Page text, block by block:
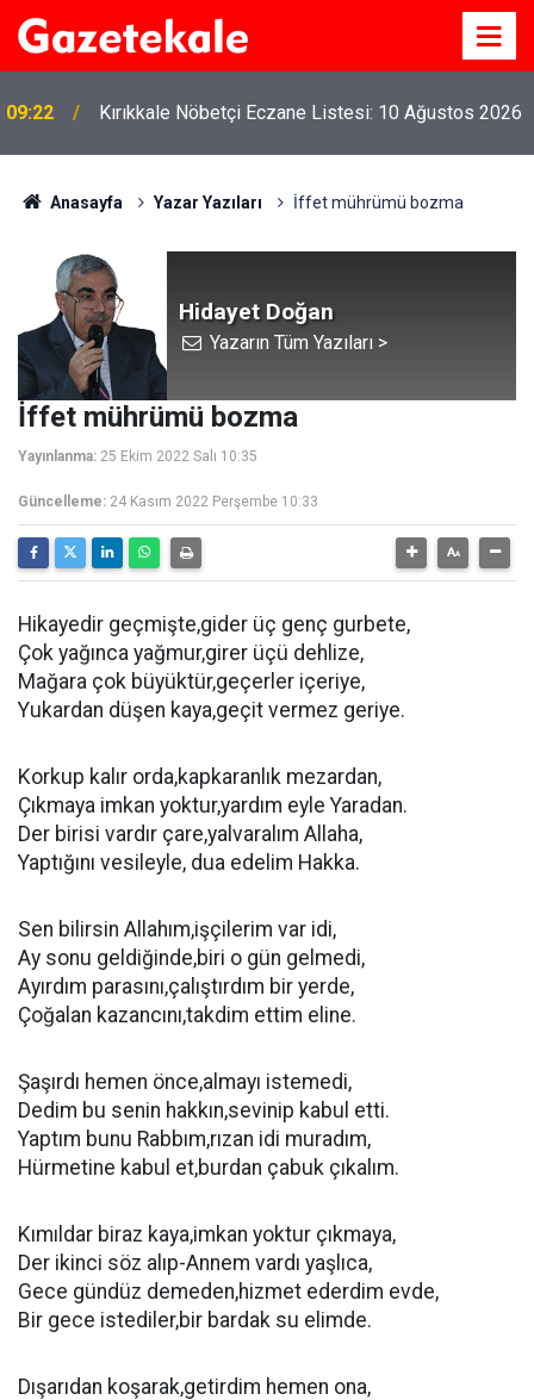
09:22 Kırıkkale Nöbetçi Eczane Listesi: 10 Ağustos 2026
Anasayfa Yazar Yazıları İffet mührümü bozma
Hidayet Doğan
Yazarın Tüm Yazıları >
İffet mührümü bozma
Yayınlanma: 25 Ekim 2022 Salı 10:35
Güncelleme: 24 Kasım 2022 Perşembe 10:33
Hikayedir geçmişte,gider üç genç gurbete,
Çok yağınca yağmur,girer üçü dehlize,
Mağara çok büyüktür,geçerler içeriye,
Yukardan düşen kaya,geçit vermez geriye.
Korkup kalır orda,kapkaranlık mezardan,
Çıkmaya imkan yoktur,yardım eyle Yaradan.
Der birisi vardır çare,yalvaralım Allaha,
Yaptığını vesileyle, dua edelim Hakka.
Sen bilirsin Allahım,işçilerim var idi,
Ay sonu geldiğinde,biri o gün gelmedi,
Ayırdım parasını,çalıştırdım bir yerde,
Çoğalan kazancını,takdim ettim eline.
Şaşırdı hemen önce,almayı istemedi,
Dedim bu senin hakkın,sevinip kabul etti.
Yaptım bunu Rabbım,rızan idi muradım,
Hürmetine kabul et,burdan çabuk çıkalım.
Kımıldar biraz kaya,imkan yoktur çıkmaya,
Der ikinci söz alıp-Annem vardı yaşlıca,
Gece gündüz demeden,hizmet ederdim evde,
Bir gece istediler,bir bardak su elimde.
Dışarıdan koşarak,getirdim hemen ona,